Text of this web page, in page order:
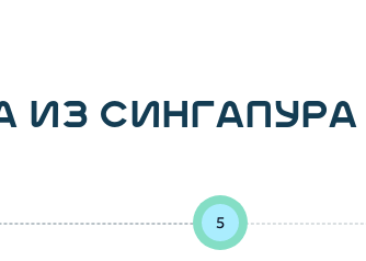
ИЗ СИНГАПУРА